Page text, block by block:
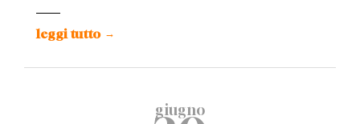
leggi tutto →
giugno